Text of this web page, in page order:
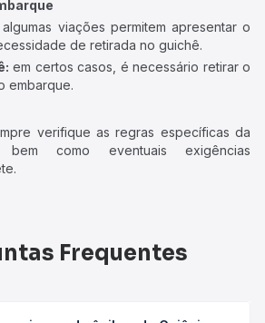
algumas viações permitem apresentar o
de retirada no guichê.
em certos casos, é necessário retirar o
embarque.
verifique as regras específicas da
bem como eventuais exigências
Frequentes